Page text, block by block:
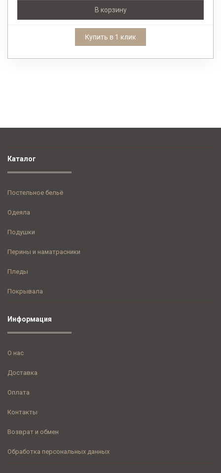
В корзину
Купить в 1 клик
Каталог
Постельное бельё
Одеяла
Подушки
Перины и наматрасники
Пледы
Покрывала
Информация
О нас
Доставка
Оплата
Контакты
Возврат и обмен
Обработка персональных данных